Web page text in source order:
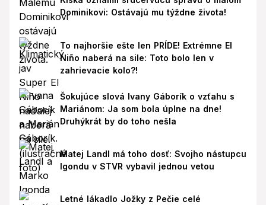
Dominikovi: Ostávajú mu týždne života!
To najhoršie ešte len PRÍDE! Extrémne El
Niño naberá na sile: Toto bolo len v
zahrievacie kolo?!
Šokujúce slová Ivany Gáborík o vzťahu s
Mariánom: Ja som bola úplne na dne!
Druhýkrát by do toho nešla
Matej Landl má toho dosť: Svojho nástupcu
Igondu v STVR vybavil jednou vetou
Letné lákadlo Jožky z Pečie celé